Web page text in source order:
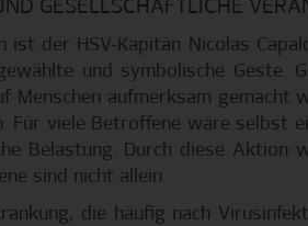
GESELLSCHAFTLICHE
ist der HSV-Kapitän Nicolas
und symbolische Geste.
Menschen aufmerksam gemacht
Für viele Betroffene wäre selbst
Belastung. Durch diese Aktion
sind nicht allein.
die häufig nach